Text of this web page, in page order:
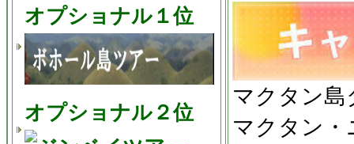
オプショナル１位
オプショナル２位
マクタン
マクタン